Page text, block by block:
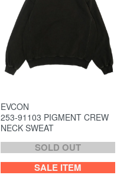
EVCON
253-91103 PIGMENT CREW
NECK SWEAT
SOLD OUT
SALE ITEM